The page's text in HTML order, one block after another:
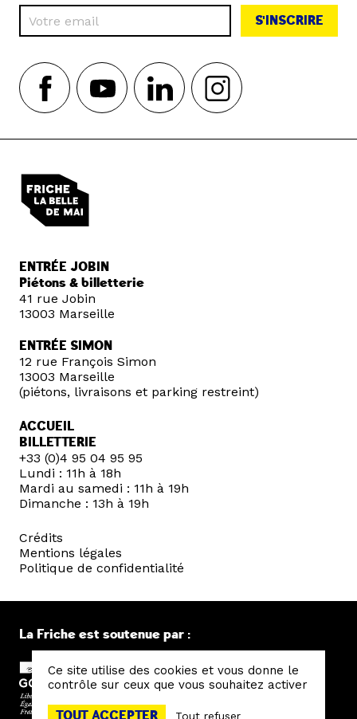
S'INSCRIRE
ENTRÉE JOBIN
Piétons & billetterie
41 rue Jobin
13003 Marseille
ENTRÉE SIMON
12 rue François Simon
13003 Marseille
(piétons, livraisons et parking restreint)
ACCUEIL
BILLETTERIE
+33 (0)4 95 04 95 95
Lundi : 11h à 18h
Mardi au samedi : 11h à 19h
Dimanche : 13h à 19h
Crédits
Mentions légales
Politique de confidentialité
La Friche est soutenue par :
Ce site utilise des cookies et vous donne le
contrôle sur ceux que vous souhaitez activer
TOUT ACCEPTER Tout refuser